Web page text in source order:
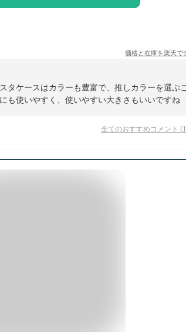
価格と在庫を楽天で
タケースはカラーも豊富で、推しカラーを選ぶ
も使いやすく、使いやすい大きさもいいですね
全てのおすすめコメント (1